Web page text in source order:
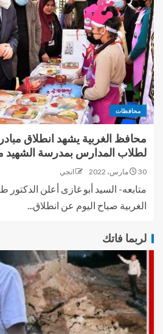
محافظات
محافظ الغربية يشهد انطلاق
لطلاب المدارس بمدرسة
30 مارس، 2022 انجي
متابعه- السيد أبو غازى أعلن
الغربية صباح اليوم عن انطلاق...
لربما فاتك